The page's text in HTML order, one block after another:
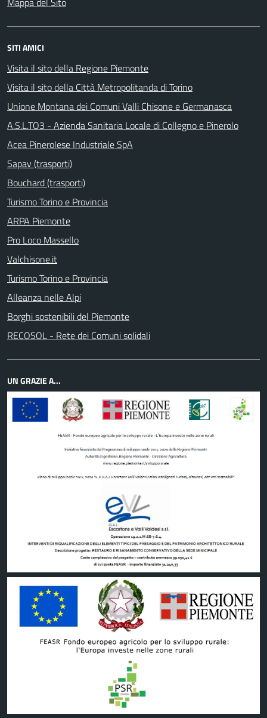
SITI AMICI
Visita il sito della Regione Piemonte
Visita il sito della Città Metropolitanda di Torino
Unione Montana dei Comuni Valli Chisone e Germanasca
A.S.L.TO3 - Azienda Sanitaria Locale di Collegno e Pinerolo
Acea Pinerolese Industriale SpA
Sapav (trasporti)
Bouchard (trasporti)
Turismo Torino e Provincia
ARPA Piemonte
Pro Loco Massello
Valchisone.it
Turismo Torino e Provincia
Alleanza nelle Alpi
Borghi sostenibili del Piemonte
RECOSOL - Rete dei Comuni solidali
UN GRAZIE A...